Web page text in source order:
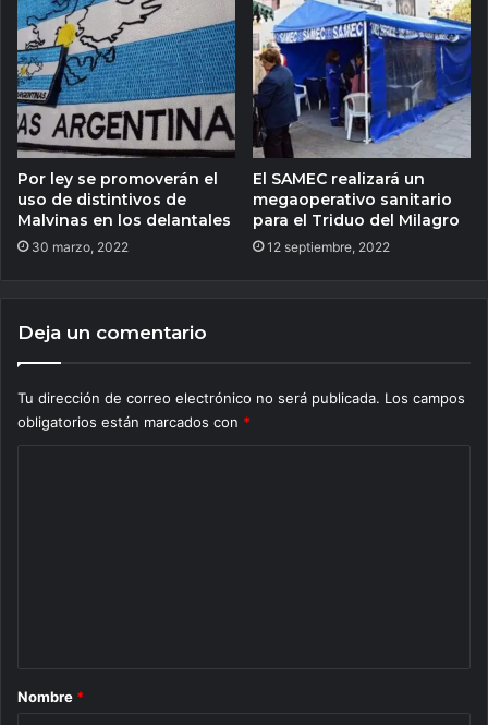
Por ley se promoverán el
uso de distintivos de
Malvinas en los delantales
30 marzo, 2022
El SAMEC realizará un
megaoperativo sanitario
para el Triduo del Milagro
12 septiembre, 2022
Deja un comentario
Tu dirección de correo electrónico no será publicada. Los campos
obligatorios están marcados con *
rNombre *